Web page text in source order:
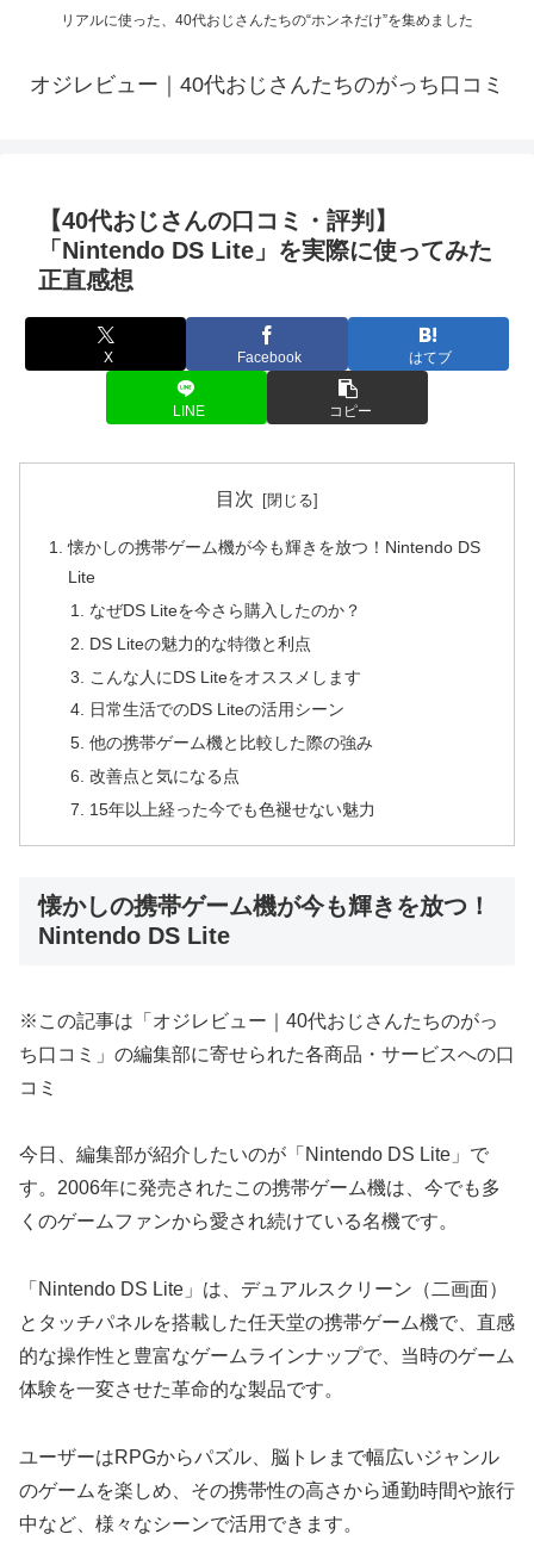
リアルに使った、40代おじさんたちの“ホンネだけ”を集めました
オジレビュー｜40代おじさんたちのがっち口コミ
【40代おじさんの口コミ・評判】
「Nintendo DS Lite」を実際に使ってみた
正直感想
X Facebook はてブ
LINE コピー
目次
懐かしの携帯ゲーム機が今も輝きを放つ！Nintendo DS
Lite
なぜDS Liteを今さら購入したのか？
DS Liteの魅力的な特徴と利点
こんな人にDS Liteをオススメします
日常生活でのDS Liteの活用シーン
他の携帯ゲーム機と比較した際の強み
改善点と気になる点
15年以上経った今でも色褪せない魅力
懐かしの携帯ゲーム機が今も輝きを放つ！
Nintendo DS Lite
※この記事は「オジレビュー｜40代おじさんたちのがっ
ち口コミ」の編集部に寄せられた各商品・サービスへの口
コミ
今日、編集部が紹介したいのが「Nintendo DS Lite」で
す。2006年に発売されたこの携帯ゲーム機は、今でも多
くのゲームファンから愛され続けている名機です。
「Nintendo DS Lite」は、デュアルスクリーン（二画面）
とタッチパネルを搭載した任天堂の携帯ゲーム機で、直感
的な操作性と豊富なゲームラインナップで、当時のゲーム
体験を一変させた革命的な製品です。
ユーザーはRPGからパズル、脳トレまで幅広いジャンル
のゲームを楽しめ、その携帯性の高さから通勤時間や旅行
中など、様々なシーンで活用できます。